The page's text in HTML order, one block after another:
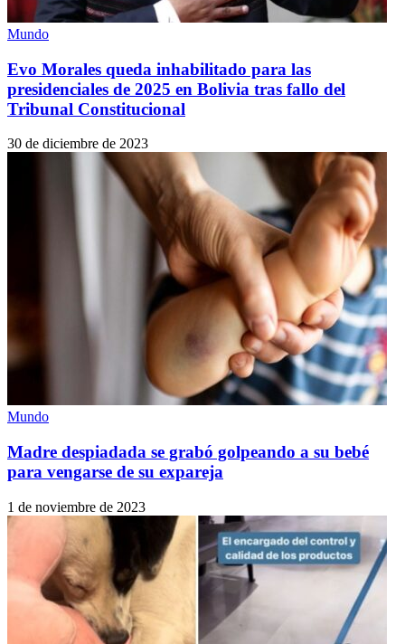
Mundo
Evo Morales queda inhabilitado para las
presidenciales de 2025 en Bolivia tras fallo del
Tribunal Constitucional
30 de diciembre de 2023
Mundo
Madre despiadada se grabó golpeando a su bebé
para vengarse de su expareja
1 de noviembre de 2023